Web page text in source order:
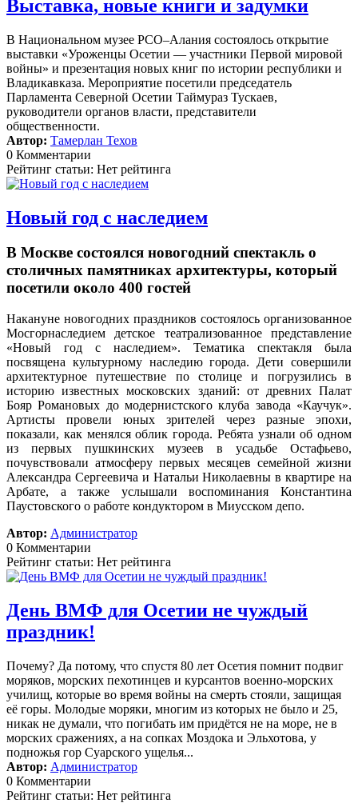
Выставка, новые книги и задумки
В Национальном музее РСО–Алания состоялось открытие
выставки «Уроженцы Осетии — участники Первой мировой
войны» и презентация новых книг по истории республики и
Владикавказа. Мероприятие посетили председатель
Парламента Северной Осетии Таймураз Тускаев,
руководители органов власти, представители
общественности.
Автор: Тамерлан Техов
0 Комментарии
Рейтинг статьи: Нет рейтинга
Новый год с наследием
В Москве состоялся новогодний спектакль о
столичных памятниках архитектуры, который
посетили около 400 гостей
Накануне новогодних праздников состоялось организованное
Мосгорнаследием детское театрализованное представление
«Новый год с наследием».
Тематика спектакля была
посвящена культурному наследию города. Дети совершили
архитектурное путешествие по столице и погрузились в
историю известных московских зданий: от древних Палат
Бояр Романовых до модернистского клуба завода «Каучук».
Артисты провели юных зрителей через разные эпохи,
показали, как менялся облик города. Ребята узнали об одном
из первых пушкинских музеев в усадьбе Остафьево,
почувствовали атмосферу первых месяцев семейной жизни
Александра Сергеевича и Натальи Николаевны в квартире на
Арбате, а также услышали воспоминания Константина
Паустовского о работе кондуктором в Миусском депо.
Автор: Администратор
0 Комментарии
Рейтинг статьи: Нет рейтинга
День ВМФ для Осетии не чуждый
праздник!
Почему? Да потому, что спустя 80 лет Осетия помнит подвиг
моряков, морских пехотинцев и курсантов военно-морских
училищ, которые во время войны на смерть стояли, защищая
её горы. Молодые моряки, многим из которых не было и 25,
никак не думали, что погибать им придётся не на море, не в
морских сражениях, а на сопках Моздока и Эльхотова, у
подножья гор Суарского ущелья...
Автор: Администратор
0 Комментарии
Рейтинг статьи: Нет рейтинга